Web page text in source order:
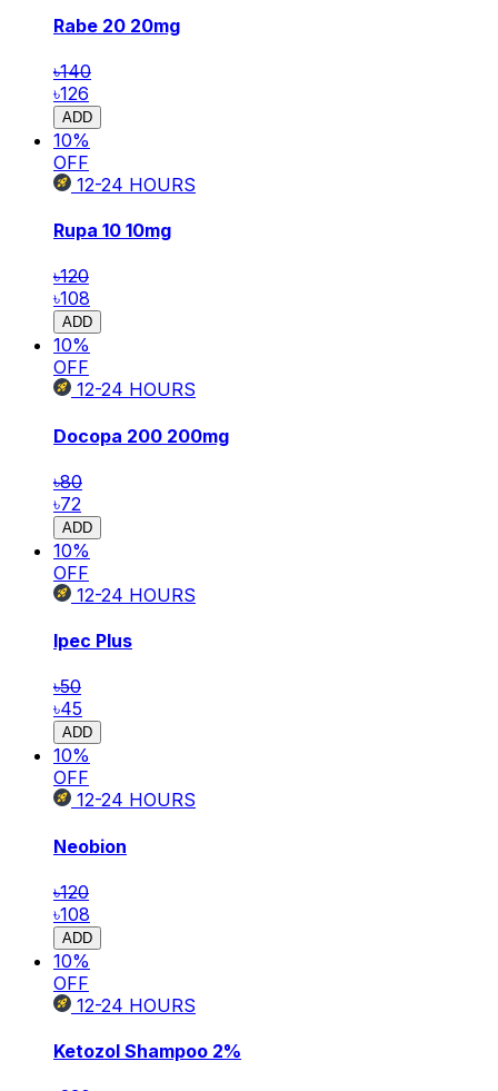
Rabe 20 20mg
৳140
৳126
ADD
10%
OFF
12-24 HOURS
Rupa 10 10mg
৳120
৳108
ADD
10%
OFF
12-24 HOURS
Docopa 200 200mg
৳80
৳72
ADD
10%
OFF
12-24 HOURS
Ipec Plus
৳50
৳45
ADD
10%
OFF
12-24 HOURS
Neobion
৳120
৳108
ADD
10%
OFF
12-24 HOURS
Ketozol Shampoo 2%